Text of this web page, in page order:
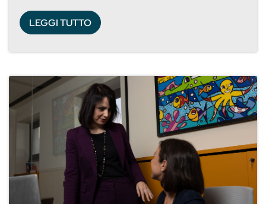
LEGGI TUTTO